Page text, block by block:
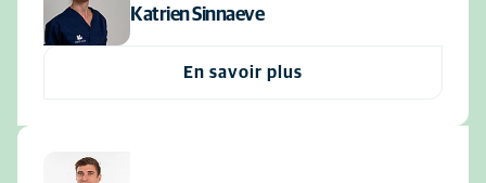
Katrien Sinnaeve
En savoir plus